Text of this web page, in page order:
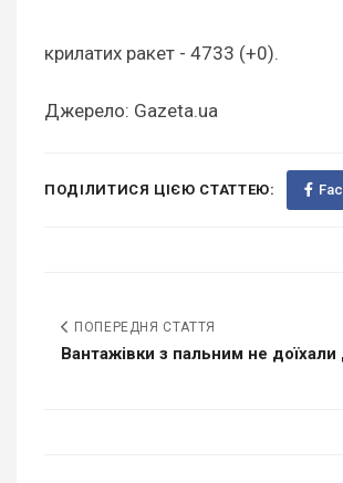
крилатих ракет - 4733 (+0).
Джерело: Gazeta.ua
ПОДІЛИТИСЯ ЦІЄЮ СТАТТЕЮ:
ПОПЕРЕДНЯ СТАТТЯ
Вантажівки з пальним не